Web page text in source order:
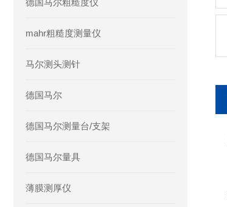
德国马尔粗糙度仪
mahr粗糙度测量仪
马尔测头测针
德国马尔
德国马尔测量台/支架
德国马尔量具
薄膜测厚仪